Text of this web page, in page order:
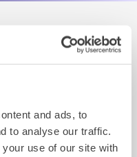
and ads, to
to analyse our traffic.
use of our site with
Niets komt bij
zijn misschien een
is het leuk om dat af
horen.